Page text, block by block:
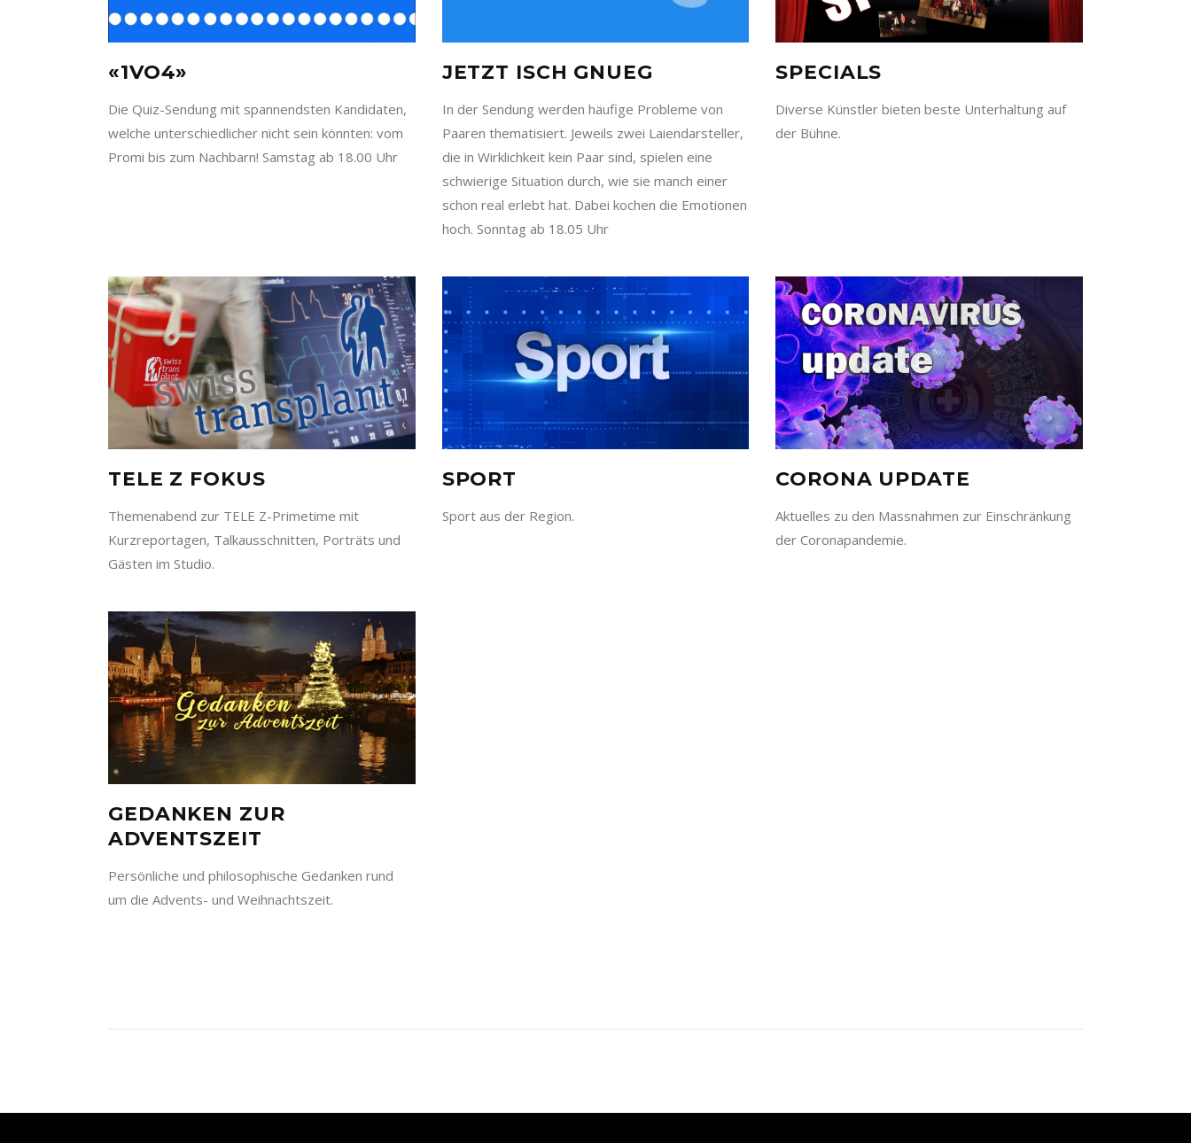
«1VO4»
Die Quiz-Sendung mit spannendsten Kandidaten,
welche unterschiedlicher nicht sein könnten: vom
Promi bis zum Nachbarn! Samstag ab 18.00 Uhr
JETZT ISCH GNUEG
In der Sendung werden häufige Probleme von
Paaren thematisiert. Jeweils zwei Laiendarsteller,
die in Wirklichkeit kein Paar sind, spielen eine
schwierige Situation durch, wie sie manch einer
schon real erlebt hat. Dabei kochen die Emotionen
hoch. Sonntag ab 18.05 Uhr
SPECIALS
Diverse Künstler bieten beste Unterhaltung auf
der Bühne.
TELE Z FOKUS
Themenabend zur TELE Z-Primetime mit
Kurzreportagen, Talkausschnitten, Porträts und
Gästen im Studio.
GEDANKEN ZUR
ADVENTSZEIT
Persönliche und philosophische Gedanken rund
um die Advents- und Weihnachtszeit.
SPORT
Sport aus der Region.
CORONA UPDATE
Aktuelles zu den Massnahmen zur Einschränkung
der Coronapandemie.